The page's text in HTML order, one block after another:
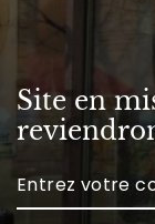
Site en
Enter